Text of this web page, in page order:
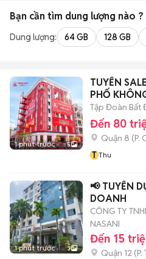
Bạn cần tìm dung lượng nào ?
Dung lượng: 64 GB 128 GB
1 phút trước 5
TUYỂN
PHỐ
Tập Đoàn Bất
Đến 80
Quận 8 (P.
T Thu
1 phút trước 3
📢 TUYỂN
DOANH
CÔNG TY
NASANI
Đến 15
Quận 12 (